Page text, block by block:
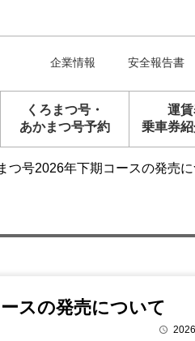
企業情報 安全報告書
くろまつ号・
あかまつ号予約
運賃
乗車券
つ号2026年下期コースの発売に
スの発売について
query_builder